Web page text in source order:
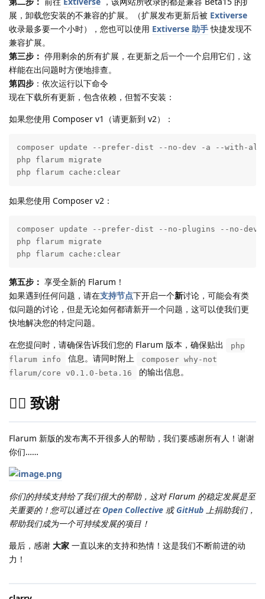
展，卸载您安装的不兼容的扩展。（扩展发布更新后被 Extiverse
收录最多要一个小时），您也可以使用 Extiverse 助手快捷发现不
兼容扩展。
第三步： 停用剩余的所有扩展，在更新之后一个一个启用它们，这
样能在出问题时方便地排查。
第四步 ：依次运行以下命令
现在下载所有更新，包含依赖，但暂不安装：
如果您使用 Composer v1（请更新到 v2）：
composer update --prefer-dist --no-dev -a --with-all-
php flarum migrate
php flarum cache:clear
如果您使用 Composer v2：
composer update --prefer-dist --no-plugins --no-dev
php flarum migrate
php flarum cache:clear
第五步： 享受全新的 Flarum！
如果遇到任何问题，请在支持节点下开启一个新讨论，可能会有类
似问题的讨论，但是无论如何都请新开一个问题，这可以使我们更
快地解决您的特定问题。
在您提问时，请确保告诉我们您的 Flarum 版本，确保贴出
php
flarum info
信息。请同时附上
composer why-not
flarum/core v0.1.0-beta.16
的输出信息。
🙇‍♀️ 致谢
Flarum 新版的发布离不开很多人的帮助，我们要感谢所有人！谢谢
你们……
你们的持续支持给了我们很大的帮助，这对 Flarum 的稳定发展是至
关重要的！您可以通过在Open Collective 或GitHub 上捐助我们，
帮助我们成为一个可持续发展的项目！
最后，感谢 大家 一直以来的支持和热情！这是我们不断前进的动
力！